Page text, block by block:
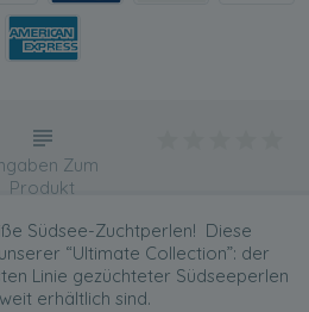
Südsee-Zuchtperlen! Diese
“Ultimate Collection”: der
Linie gezüchteter Südseeperlen
erhältlich sind.
Zum
Produkt